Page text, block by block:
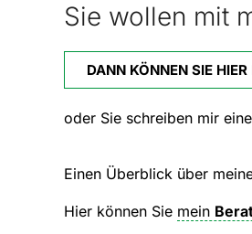
Sie wollen mit
DANN KÖNNEN SIE
oder Sie schreiben mir
Einen Überblick über
Hier können Sie mein